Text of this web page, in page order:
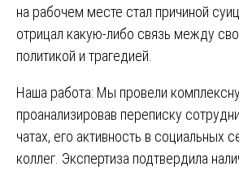
на рабочем месте стал причиной
отрицал какую-либо связь между
политикой и трагедией.
Наша работа: Мы провели
проанализировав переписку
чатах, его активность в социальных
коллег. Экспертиза подтвердила